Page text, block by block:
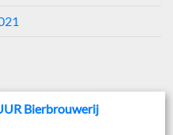
Bierbrouwerij